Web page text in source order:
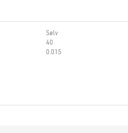
Sølv
40
0.015